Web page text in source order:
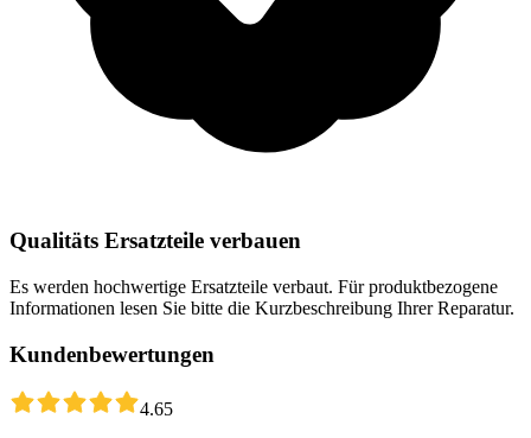
Qualitäts Ersatzteile verbauen
Es werden hochwertige Ersatzteile verbaut. Für produktbezogene
Informationen lesen Sie bitte die Kurzbeschreibung Ihrer Reparatur.
Kundenbewertungen
4.65